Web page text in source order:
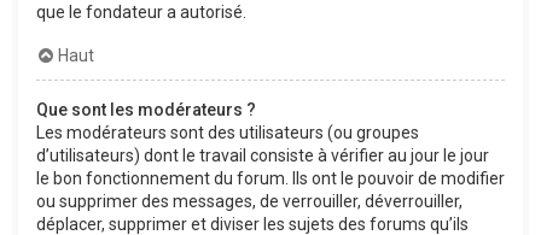
que le fondateur a autorisé.
Haut
Que sont les modérateurs ?
Les modérateurs sont des utilisateurs (ou groupes
d’utilisateurs) dont le travail consiste à vérifier au jour le jour
le bon fonctionnement du forum. Ils ont le pouvoir de modifier
ou supprimer des messages, de verrouiller, déverrouiller,
déplacer, supprimer et diviser les sujets des forums qu’ils